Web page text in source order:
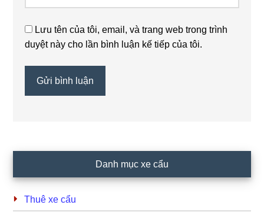
Lưu tên của tôi, email, và trang web trong trình
duyệt này cho lần bình luận kế tiếp của tôi.
Sidebar
Danh mục xe cẩu
Thuê xe cẩu